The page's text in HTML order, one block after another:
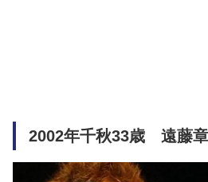
2002年千秋33歳 遠藤